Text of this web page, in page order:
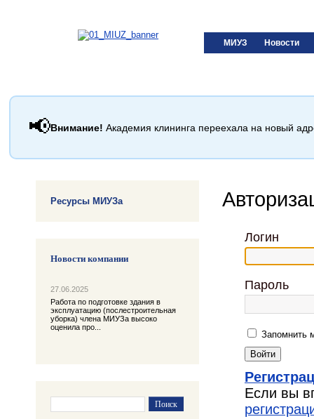
МИУЗ Новости
📢Внимание! Академия клининга переехала на новый
Ресурсы МИУЗа
Новости компании
27.06.2025
Работа по подготовке здания в
эксплуатацию (послестроительная
уборка) члена МИУЗа высоко
оценила про...
Логин
Пароль
Запомнить
Если вы